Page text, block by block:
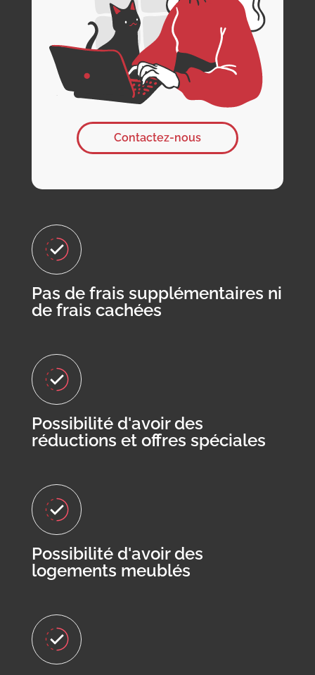
Contactez-nous
Pas de frais supplémentaires ni
de frais cachées
Possibilité d'avoir des
réductions et offres spéciales
Possibilité d'avoir des
logements meublés